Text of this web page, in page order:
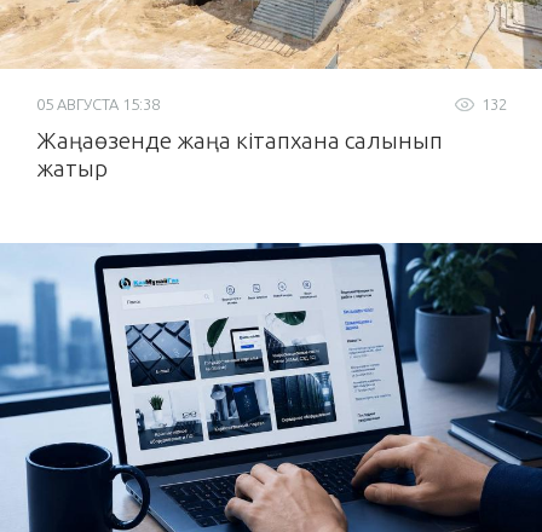
132
05 АВГУСТА 15:38
Жаңаөзенде жаңа кітапхана салынып
жатыр